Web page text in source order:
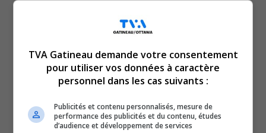
se dit à court d’options, recommande donc à contrecœur
de se rediriger vers le privé et de facturer leurs propres
ministre de la Justice, tout en soulignant que les
médiateurs n’ont plus les moyens économiques
TVA Gatineau demande votre consentement
pour utiliser vos données à caractère
personnel dans les cas suivants :
Publicités et contenu personnalisés, mesure de
performance des publicités et du contenu, études
d’audience et développement de services